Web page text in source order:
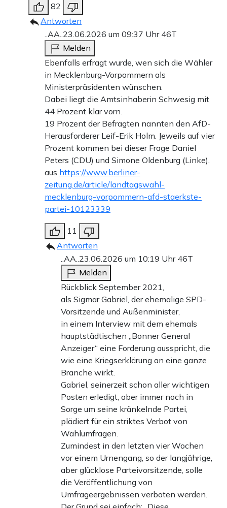
82
Antworten
..AA.. 23.06.2026 um 09:37 Uhr 46T
Melden
Ebenfalls erfragt wurde, wen sich die Wähler
in Mecklenburg-Vorpommern als
Ministerpräsidenten wünschen.
Dabei liegt die Amtsinhaberin Schwesig mit
44 Prozent klar vorn.
19 Prozent der Befragten nannten den AfD-
Herausforderer Leif-Erik Holm. Jeweils auf vier
Prozent kommen bei dieser Frage Daniel
Peters (CDU) und Simone Oldenburg (Linke).
aus https://www.berliner-
zeitung.de/article/landtagswahl-
mecklenburg-vorpommern-afd-staerkste-
partei-10123339
11
Antworten
..AA.. 23.06.2026 um 10:19 Uhr 46T
Melden
Rückblick September 2021,
als Sigmar Gabriel, der ehemalige SPD-
Vorsitzende und Außenminister,
in einem Interview mit dem ehemals
hauptstädtischen „Bonner General
Anzeiger“ eine Forderung ausspricht, die
wie eine Kriegserklärung an eine ganze
Branche wirkt.
Gabriel, seinerzeit schon aller wichtigen
Posten erledigt, aber immer noch in
Sorge um seine kränkelnde Partei,
plädiert für ein striktes Verbot von
Wahlumfragen.
Zumindest in den letzten vier Wochen
vor einem Urnengang, so der langjährige,
aber glücklose Parteivorsitzende, solle
die Veröffentlichung von
Umfrageergebnissen verboten werden.